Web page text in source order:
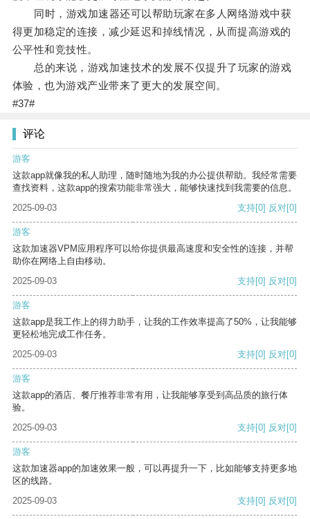
同时，游戏加速器还可以帮助玩家在多人网络游戏中获
得更加稳定的连接，减少延迟和掉线情况，从而提高游戏的
公平性和竞技性。
总的来说，游戏加速技术的发展不仅提升了玩家的游戏
体验，也为游戏产业带来了更大的发展空间。
#37#
评论
游客
这款app就像我的私人助理，随时随地为我的办公提供帮助。我经常需要
查找资料，这款app的搜索功能非常强大，能够快速找到我需要的信息。
2025-09-03
支持[0] 反对[0]
游客
这款加速器VPM应用程序可以给你提供最高速度和安全性的连接，并帮
助你在网络上自由移动。
2025-09-03
支持[0] 反对[0]
游客
这款app是我工作上的得力助手，让我的工作效率提高了50%，让我能够
更轻松地完成工作任务。
2025-09-03
支持[0] 反对[0]
游客
这款app的酒店、餐厅推荐非常有用，让我能够享受到高品质的旅行体
验。
2025-09-03
支持[0] 反对[0]
游客
这款加速器app的加速效果一般，可以再提升一下，比如能够支持更多地
区的线路。
2025-09-03
支持[0] 反对[0]